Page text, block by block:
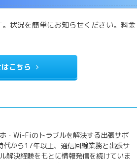
状況を簡単にお知らせください。料金
こちら
・Wi-Fiのトラブルを解決する出張サポ
代から17年以上、通信回線業務と出張サ
解決経験をもとに情報発信を続けていま